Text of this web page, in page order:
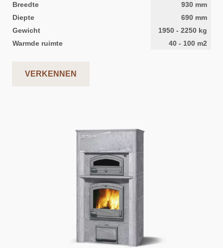
Breedte
930 mm
Diepte
690 mm
Gewicht
1950 - 2250 kg
Warmde ruimte
40 - 100 m2
VERKENNEN